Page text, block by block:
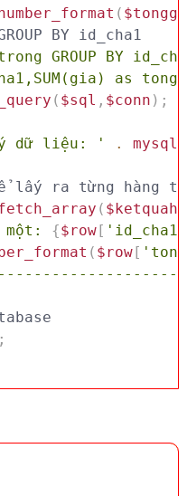
(
BY id_cha1
GROUP BY
as
( $sql , $conn ) ;
dữ liệu: ' .
(
một: {$row[ 'id_cha1'
( $row[
;